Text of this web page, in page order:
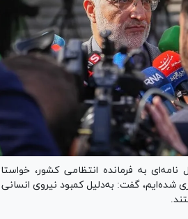
نامه‌ای به فرمانده انتظامی کشور،
گفت: به‌دلیل کمبود نیروی